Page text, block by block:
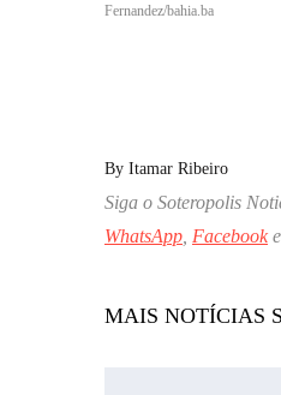
Fernandez/bahia.ba
By Itamar Ribeiro
Siga o Soteropolis
WhatsApp Facebook e
MAIS NOTÍCIAS